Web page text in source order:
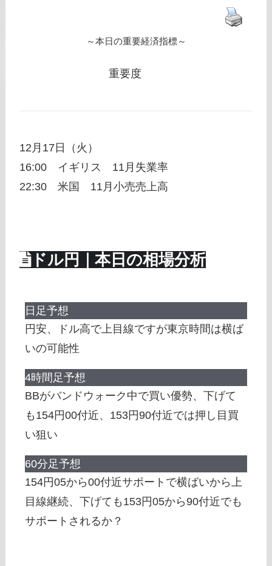
～本日の重要経済指標～
重要度
12月17日（火）
16:00 イギリス 11月失業率
22:30 米国 11月小売売上高
ドル円｜本日の相場分析
日足予想
円安、ドル高で上目線ですが東京時間は横ば
いの可能性
4時間足予想
BBがバンドウォーク中で買い優勢、下げて
も154円00付近、153円90付近では押し目買
い狙い
60分足予想
154円05から00付近サポートで横ばいから上
目線継続、下げても153円05から90付近でも
サポートされるか？